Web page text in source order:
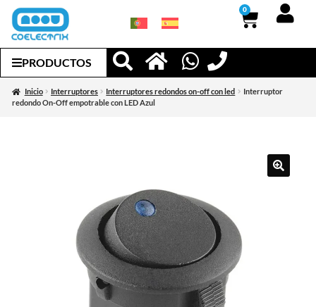
0
PRODUCTOS
Inicio Interruptores Interruptores redondos on-off con led
Interruptor
redondo On-Off empotrable con LED Azul